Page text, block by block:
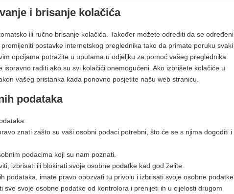
i brisanje kolačića
ili ručno brisanje kolačića. Također možete odrediti da se određeni
postavke internetskog preglednika tako da primate poruku svaki
opcijama potražite u uputama u odjeljku za pomoć vašeg preglednika.
raditi ako su svi kolačići onemogućeni. Ako izbrišete kolačiće u
vašeg pristanka kada ponovno posjetite našu web stranicu.
podataka
znati zašto su vaši osobni podaci potrebni, što će se s njima dogoditi i
podacima koji su nam poznati.
izbrisati ili blokirati svoje osobne podatke kad god želite.
podataka, imate pravo opozvati tu privolu i izbrisati svoje osobne podatke.
sve svoje osobne podatke od kontrolora i prenijeti ih u cijelosti drugom